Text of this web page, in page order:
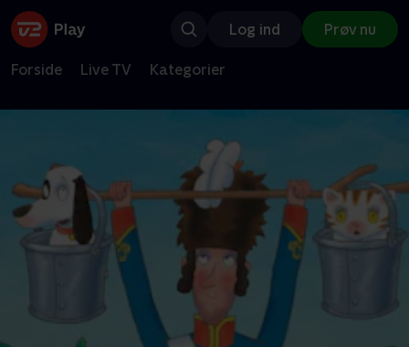
Log ind Prøv nu
Forside Live TV Kategorier